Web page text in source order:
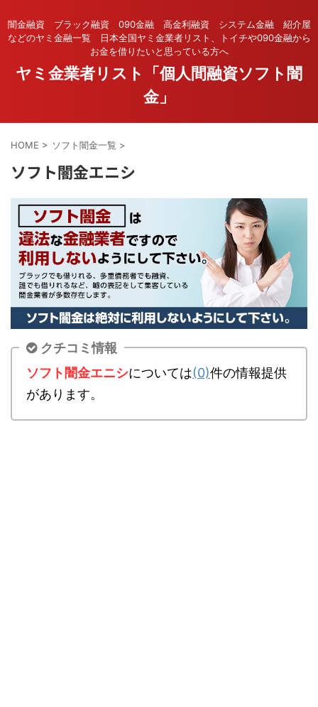
闇金融資 ブラック融資 090金融 高金利融資 システム金融 紹介屋
などのヤミ金融一覧 日本全国ヤミ金業者リスト、トイチや090金融から
お金を借りたいと思っている方へ
ヤミ金業者リスト「個人間融資ソフト闇
金」
HOME > ソフト闇金一覧 >
ソフト闇金エニシ
クチコミ情報
ソフト闇金エニシについては(0)件の情報提供
があります。